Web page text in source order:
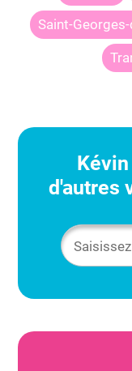
Saint-
Kévin
d'autres